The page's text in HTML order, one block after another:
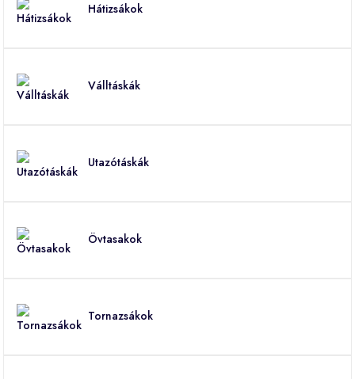
Hátizsákok
Válltáskák
Utazótáskák
Övtasakok
Tornazsákok